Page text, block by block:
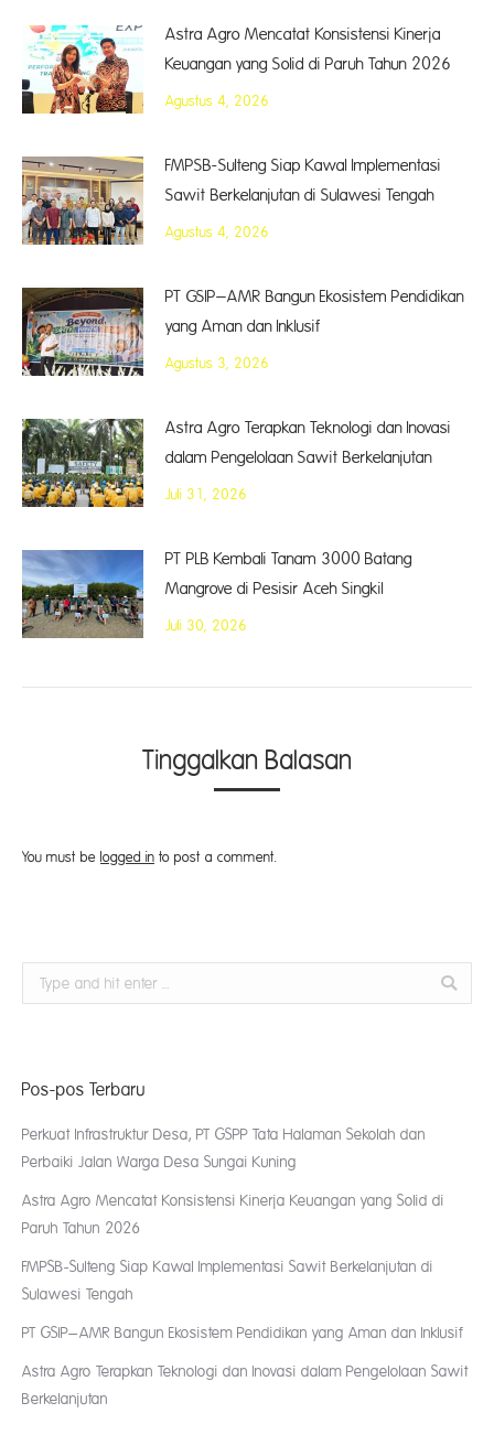
Astra Agro Mencatat Konsistensi Kinerja
Keuangan yang Solid di Paruh Tahun 2026
Agustus 4, 2026
FMPSB-Sulteng Siap Kawal Implementasi
Sawit Berkelanjutan di Sulawesi Tengah
Agustus 4, 2026
PT GSIP–AMR Bangun Ekosistem Pendidikan
yang Aman dan Inklusif
Agustus 3, 2026
Astra Agro Terapkan Teknologi dan Inovasi
dalam Pengelolaan Sawit Berkelanjutan
Juli 31, 2026
PT PLB Kembali Tanam 3000 Batang
Mangrove di Pesisir Aceh Singkil
Juli 30, 2026
Tinggalkan Balasan
You must be logged in to post a comment.
Search:
Pos-pos Terbaru
Perkuat Infrastruktur Desa, PT GSPP Tata Halaman Sekolah dan
Perbaiki Jalan Warga Desa Sungai Kuning
Astra Agro Mencatat Konsistensi Kinerja Keuangan yang Solid di
Paruh Tahun 2026
FMPSB-Sulteng Siap Kawal Implementasi Sawit Berkelanjutan di
Sulawesi Tengah
PT GSIP–AMR Bangun Ekosistem Pendidikan yang Aman dan Inklusif
Astra Agro Terapkan Teknologi dan Inovasi dalam Pengelolaan Sawit
Berkelanjutan